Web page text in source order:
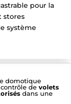
pour la
stores
système
domotique
de volets
dans une